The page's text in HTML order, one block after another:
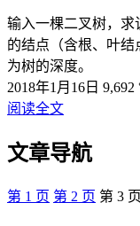
输入一棵二叉树，求
的结点（含根、叶
为树的深度。
2018年1月16日 9,692
阅读全文
文章导航
第 1 页 第 2 页 第 3 页